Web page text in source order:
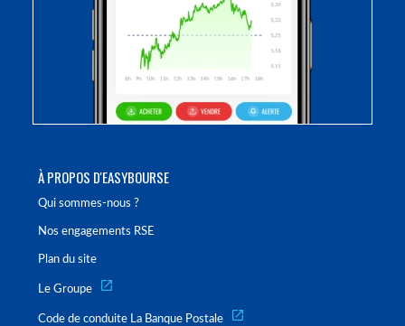
À PROPOS D'EASYBOURSE
Qui sommes-nous ?
Nos engagements RSE
Plan du site
Le Groupe
Code de conduite La Banque Postale